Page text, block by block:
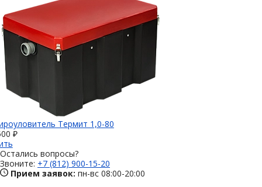
Термит 1,0-80
₽
Остались вопросы?
Звоните: +7 (812) 900-15-20
Прием заявок: пн-вс 08:00-20:00